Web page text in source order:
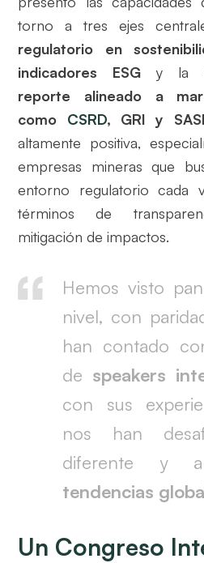
torno a tres ejes
regulatorio en
indicadores ESG y la
reporte alineado a
como CSRD, GRI y
altamente positiva,
empresas mineras que
entorno regulatorio cada
términos de
mitigación de impactos.
Hemos visto
nivel, con
han contado
de speakers
con sus
nos han
diferente y
tendencias
Un Congreso